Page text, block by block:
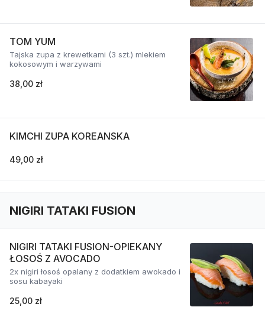
TOM YUM
Tajska zupa z krewetkami (3 szt.) mlekiem
kokosowym i warzywami
38,00 zł
KIMCHI ZUPA KOREANSKA
49,00 zł
NIGIRI TATAKI FUSION
NIGIRI TATAKI FUSION-OPIEKANY
ŁOSOŚ Z AVOCADO
2x nigiri łosoś opalany z dodatkiem awokado i
sosu kabayaki
25,00 zł